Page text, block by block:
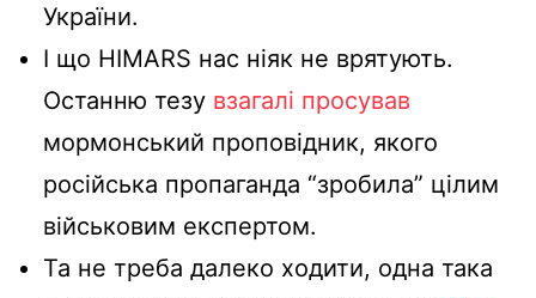
України.
І що HIMARS нас ніяк не врятують.
Останню тезу взагалі просував
мормонський проповідник, якого
російська пропаганда “зробила” цілим
військовим експертом.
Та не треба далеко ходити, одна така